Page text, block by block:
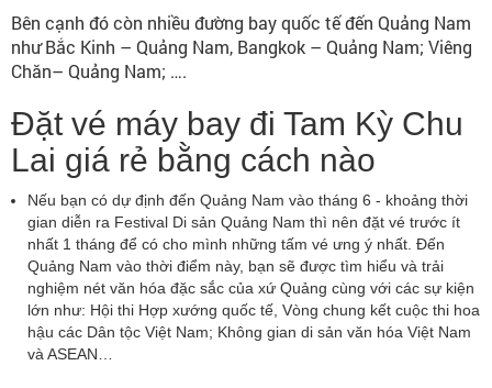
Bên cạnh đó còn nhiều đường bay quốc tế đến Quảng Nam
như Bắc Kinh – Quảng Nam, Bangkok – Quảng Nam; Viêng
Chăn– Quảng Nam; ….
Đặt vé máy bay đi Tam Kỳ Chu
Lai giá rẻ bằng cách nào
Nếu bạn có dự định đến Quảng Nam vào tháng 6 - khoảng thời
gian diễn ra Festival Di sản Quảng Nam thì nên đặt vé trước ít
nhất 1 tháng để có cho mình những tấm vé ưng ý nhất. Đến
Quảng Nam vào thời điểm này, bạn sẽ được tìm hiểu và trải
nghiệm nét văn hóa đặc sắc của xứ Quảng cùng với các sự kiện
lớn như: Hội thi Hợp xướng quốc tế, Vòng chung kết cuộc thi hoa
hậu các Dân tộc Việt Nam; Không gian di sản văn hóa Việt Nam
và ASEAN…